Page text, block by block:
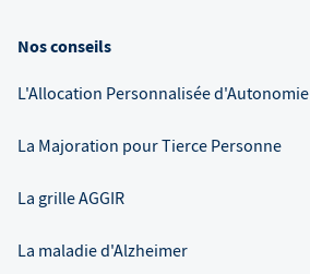
Nos conseils
L'Allocation Personnalisée d'Autonomie
La Majoration pour Tierce Personne
La grille AGGIR
La maladie d'Alzheimer